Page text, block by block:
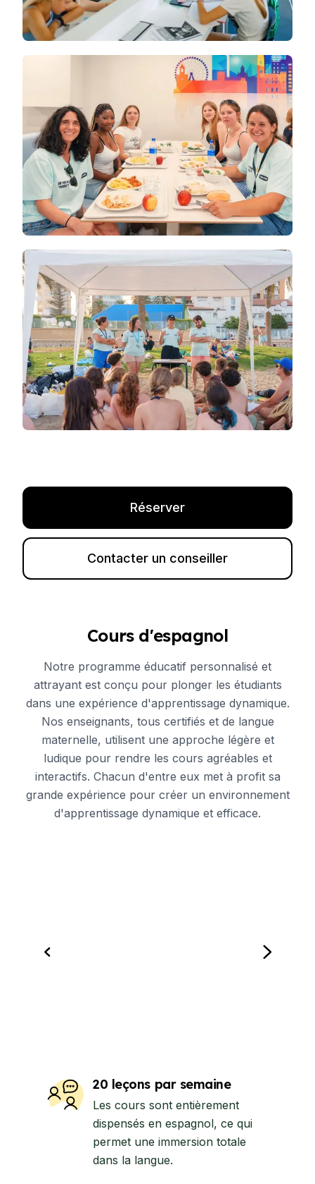
Réserver
Contacter un conseiller
Cours d'espagnol
Notre programme éducatif personnalisé et
attrayant est conçu pour plonger les étudiants
dans une expérience d'apprentissage dynamique.
Nos enseignants, tous certifiés et de langue
maternelle, utilisent une approche légère et
ludique pour rendre les cours agréables et
interactifs. Chacun d'entre eux met à profit sa
grande expérience pour créer un environnement
d'apprentissage dynamique et efficace.
20 leçons par semaine
Les cours sont entièrement
dispensés en espagnol, ce qui
permet une immersion totale
dans la langue.